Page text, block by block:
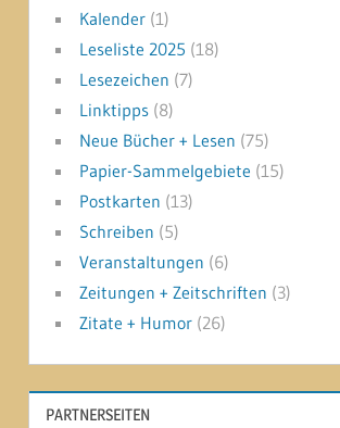
Kalender(1)
Leseliste 2025 (18)
Lesezeichen (7)
Linktipps(8)
Neue Bücher + Lesen (75)
Papier-Sammelgebiete (15)
Postkarten (13)
Schreiben (5)
Veranstaltungen (6)
Zeitungen + Zeitschriften (3)
Zitate + Humor(26)
PARTNERSEITEN